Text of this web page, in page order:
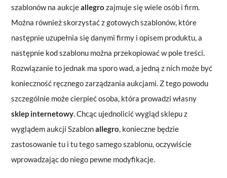
szablonów na aukcjeallegro zajmuje się wiele osób i firm.
Można również skorzystać z gotowych szablonów, które
następnie uzupełnia się danymi firmy i opisem produktu, a
następnie kod szablonu można przekopiować w pole treści.
Rozwiązanie to jednak ma sporo wad, a jedną z nich może być
konieczność ręcznego zarządzania aukcjami. Z tego powodu
szczególnie może cierpieć osoba, która prowadzi własny
sklep internetowy. Chcąc ujednolicić wygląd sklepu z
wyglądem aukcji Szablonallegro, konieczne będzie
zastosowanie tu i tu tego samego szablonu, oczywiście
wprowadzając do niego pewne modyfikacje.